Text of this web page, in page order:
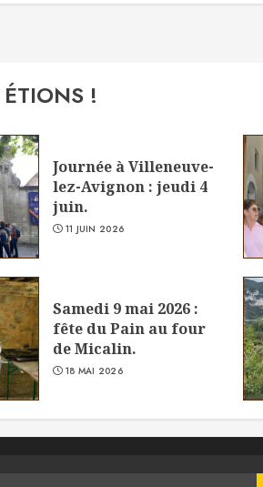
!
Journée à Villeneuve-
lez-Avignon : jeudi 4
juin.
11 JUIN 2026
Samedi 9 mai 2026 :
fête du Pain au four
de Micalin.
18 MAI 2026